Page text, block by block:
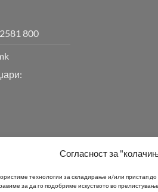
Согласност за
технологии за складирање и/или пристап
за да го подобриме искуството во
800